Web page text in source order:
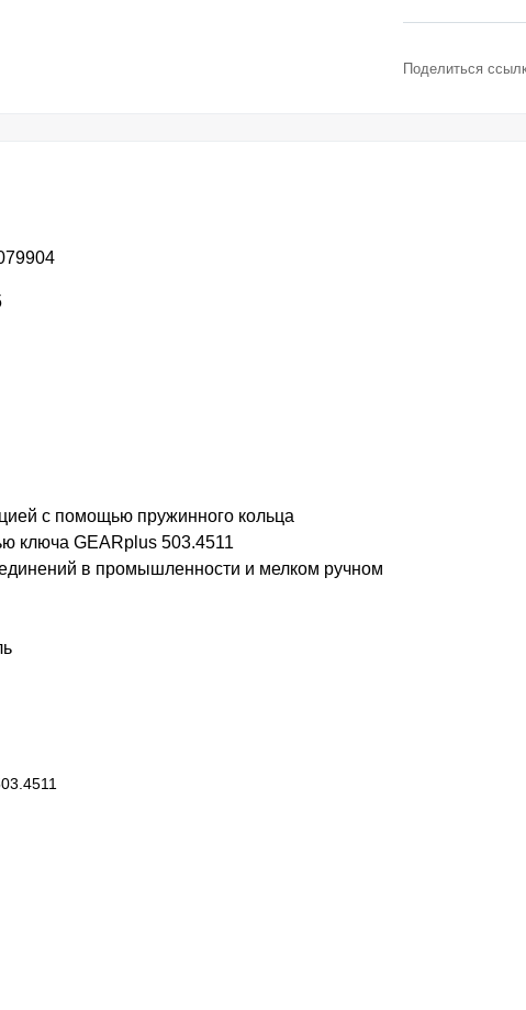
Поделиться
с помощью пружинного кольца
ключа GEARplus 503.4511
в промышленности и мелком ручном